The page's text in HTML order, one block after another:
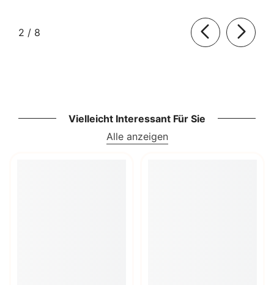
2 / von
8
Vielleicht Interessant Für Sie
Alle anzeigen